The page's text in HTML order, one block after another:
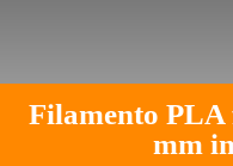
Filamento PLA
mm